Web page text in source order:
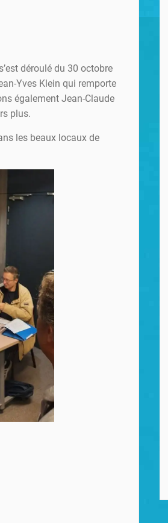
déroulé du 30 octobre
Yves Klein qui remporte
également Jean-Claude
plus.
les beaux locaux de